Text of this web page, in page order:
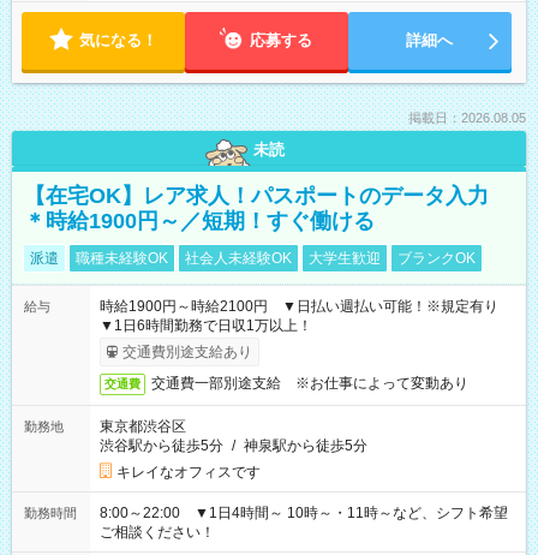
気になる！ 応募する 詳細へ
掲載日：2026.08.05
未読
【在宅OK】レア求人！パスポートのデータ入力
＊時給1900円～／短期！すぐ働ける
派遣 職種未経験OK 社会人未経験OK 大学生歓迎 ブランクOK
給与
時給1900円～時給2100円 ▼日払い週払い可能！※規定有り
▼1日6時間勤務で日収1万以上！
交通費別途支給あり
交通費 交通費一部別途支給 ※お仕事によって変動あり
勤務地
東京都渋谷区
渋谷駅から徒歩5分 / 神泉駅から徒歩5分
キレイなオフィスです
勤務時間
8:00～22:00 ▼1日4時間～ 10時～・11時～など、シフト希望
ご相談ください！